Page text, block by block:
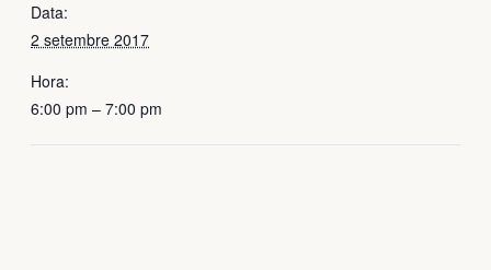
Data:
2 setembre 2017
Hora:
6:00 pm – 7:00 pm